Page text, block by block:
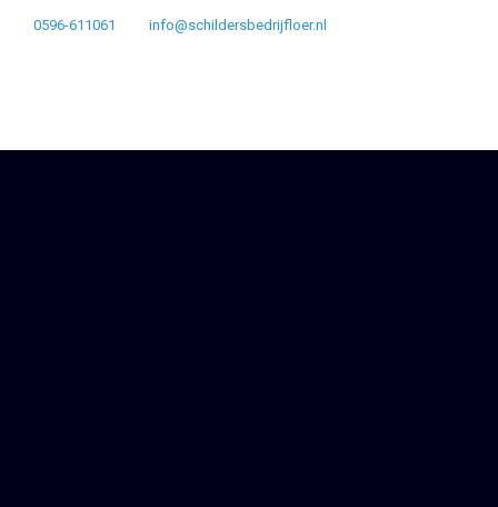
0596-611061 info@schildersbedrijfloer.nl